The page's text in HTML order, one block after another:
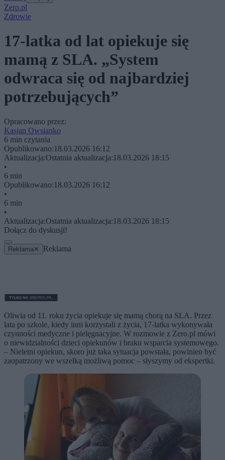
Zero.pl
Zdrowie
17-latka od lat opiekuje się
mamą z SLA. „System
odwraca się od najbardziej
potrzebujących”
Opracowano przez:
Kasjan Owsianko
6 min czytania
Opublikowano:18.03.2026 16:12
Aktualizacja:Ostatnia aktualizacja:18.03.2026 18:15
•
6 min
Opublikowano:18.03.2026 16:12
•
6 min
•
Aktualizacja:Ostatnia aktualizacja:18.03.2026 18:15
Dołącz do dyskusji!
Reklama ✕ Reklama
Oliwia od 11. roku życia opiekuje się mamą chorą na SLA. Przez
lata po szkole, kiedy inni korzystali z życia, 17-latka wykonywała
czynności medyczne i pielęgnacyjne. W rozmowie z Zero.pl mówi
o niewidzialności dzieci opiekunów i braku wsparcia systemowego.
– Nieletni opiekun, skoro już taka sytuacja powstała, powinien być
zaopatrzony we wszelką możliwą pomoc – słyszymy od ekspertki.